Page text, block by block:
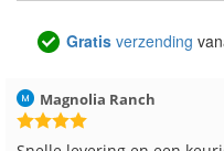
Gratis verzending
Magnolia Ranch